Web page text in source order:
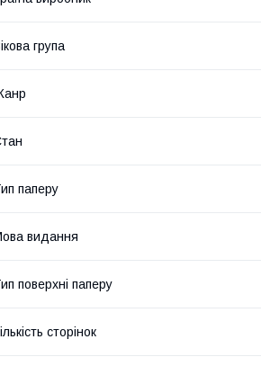
група
паперу
видання
поверхні паперу
сторінок